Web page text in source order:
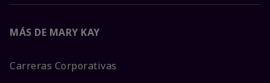
MÁS DE MARY KAY
Carreras Corporativas